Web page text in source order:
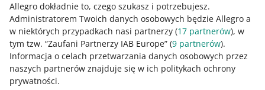
Allegro dokładnie to, czego szukasz i potrzebujesz.
Administratorem Twoich danych osobowych będzie Allegro a
w niektórych przypadkach nasi partnerzy (17 partnerów), w
tym tzw. “Zaufani Partnerzy IAB Europe” (9 partnerów).
Informacja o celach przetwarzania danych osobowych przez
naszych partnerów znajduje się w ich politykach ochrony
prywatności.
SZYBKA WSKAZÓWKA 5 MIN
Zasilenie zwrotu środków do
kupującego
SZYBKA WSKAZÓWKA 6 MIN